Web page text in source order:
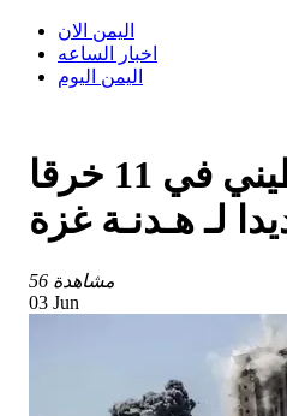
اليمن الان
اخبار الساعه
اليمن اليوم
شهيـد فلسطيني في 11 خرقا
لـ هـدنـة غزة
56 مشاهدة
03 Jun